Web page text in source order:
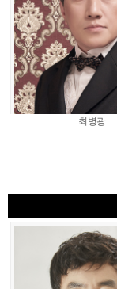
최병광